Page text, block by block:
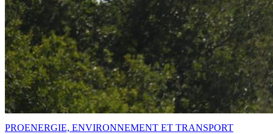
PROENERGIE, ENVIRONNEMENT ET TRANSPORT